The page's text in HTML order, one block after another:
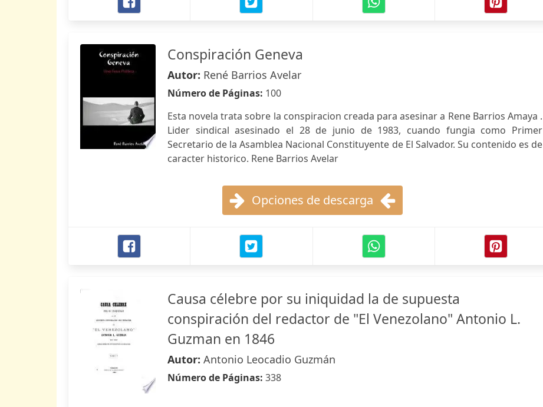
Conspiración Geneva
Autor: René Barrios Avelar
Número de Páginas: 100
Esta novela trata sobre la conspiracion creada para asesinar a Rene Barrios Amaya .
Lider sindical asesinado el 28 de junio de 1983, cuando fungia como Primer
Secretario de la Asamblea Nacional Constituyente de El Salvador. Su contenido es de
caracter historico. Rene Barrios Avelar
Opciones de descarga
Causa célebre por su iniquidad la de supuesta
conspiración del redactor de "El Venezolano" Antonio L.
Guzman en 1846
Autor: Antonio Leocadio Guzmán
Número de Páginas: 338